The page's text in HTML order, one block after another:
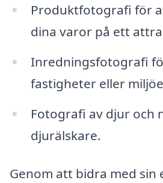
Produktfotografi för
dina varor på ett
Inredningsfotografi
fastigheter eller
Fotografi av djur och
djurälskare.
Genom att bidra med sin